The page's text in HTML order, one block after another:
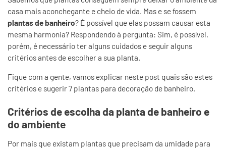
casa mais aconchegante e cheio de vida. Mas e se fossem
plantas de banheiro? É possível que elas possam causar esta
mesma harmonia? Respondendo à pergunta: Sim, é possível,
porém, é necessário ter alguns cuidados e seguir alguns
critérios antes de escolher a sua planta.
Fique com a gente, vamos explicar neste post quais são estes
critérios e sugerir 7 plantas para decoração de banheiro.
Critérios de escolha da planta de banheiro e
do ambiente
Por mais que existam plantas que precisam da umidade para